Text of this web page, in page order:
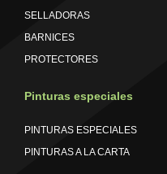
SELLADORAS
BARNICES
PROTECTORES
Pinturas especiales
PINTURAS ESPECIALES
PINTURAS A LA CARTA